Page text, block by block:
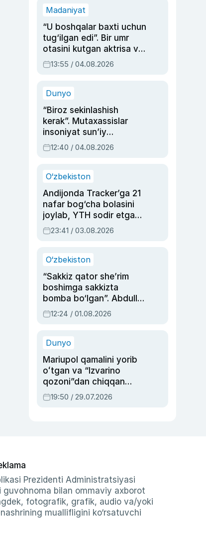
Madaniyat
“U boshqalar baxti uchun
tug‘ilgan edi”. Bir umr
otasini kutgan aktrisa va
dublyaj ustasi Rimma
Ahmedovaning
13:55 / 04.08.2026
Dunyo
“Biroz sekinlashish
kerak”. Mutaxassislar
insoniyat sun’iy
intellektni boshqara
olmay qolishidan xavotir
12:40 / 04.08.2026
O‘zbekiston
Andijonda Tracker’ga 21
nafar bog‘cha bolasini
joylab, YTH sodir etgan
ayolga sud hukmi o‘qildi
23:41 / 03.08.2026
O‘zbekiston
“Sakkiz qator she’rim
boshimga sakkizta
bomba bo‘lgan”. Abdulla
Oripovni siyosiy
ayblovlardan asrab
12:24 / 01.08.2026
Dunyo
Mariupol qamalini yorib
oʻtgan va “Izvarino
qozoni”dan chiqqan
qahramon — Ukraina
armiyasi bosh
19:50 / 29.07.2026
Prezidenti Administratsiyasi
bilan ommaviy axborot
fotografik, grafik, audio va/yoki
muallifligini ko‘rsatuvchi